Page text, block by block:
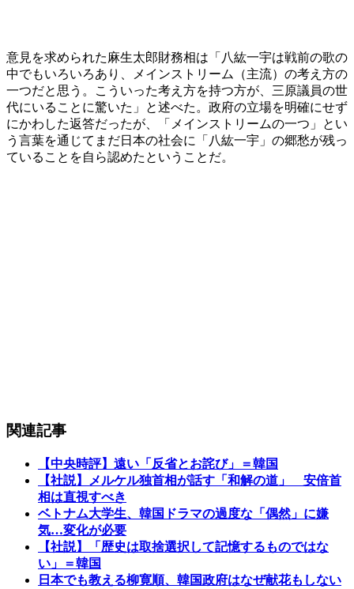
意見を求められた麻生太郎財務相は「八紘一宇は戦前の歌の
中でもいろいろあり、メインストリーム（主流）の考え方の
一つだと思う。こういった考え方を持つ方が、三原議員の世
代にいることに驚いた」と述べた。政府の立場を明確にせず
にかわした返答だったが、「メインストリームの一つ」とい
う言葉を通じてまだ日本の社会に「八紘一宇」の郷愁が残っ
ていることを自ら認めたということだ。
関連記事
【中央時評】遠い「反省とお詫び」＝韓国
【社説】メルケル独首相が話す「和解の道」 安倍首
相は直視すべき
ベトナム大学生、韓国ドラマの過度な「偶然」に嫌
気…変化が必要
【社説】「歴史は取捨選択して記憶するものではな
い」＝韓国
日本でも教える柳寛順、韓国政府はなぜ献花もしない